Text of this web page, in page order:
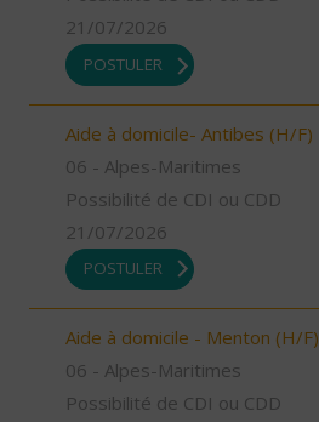
21/07/2026
POSTULER
Aide à domicile- Antibes (H/F)
06 - Alpes-Maritimes
Possibilité de CDI ou CDD
21/07/2026
POSTULER
Aide à domicile - Menton (H/F)
06 - Alpes-Maritimes
Possibilité de CDI ou CDD